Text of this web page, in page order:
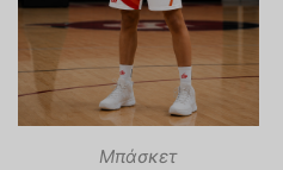
Μπάσκετ